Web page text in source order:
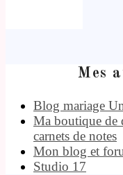
Mes
Blog mariage
Ma boutique de
carnets de notes
Mon blog et
Studio 17